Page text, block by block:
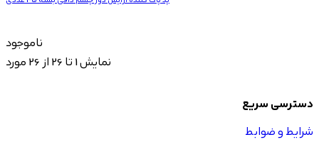
ناموجود
نمایش 1 تا 26 از 26 مورد
دسترسی سریع
شرایط و ضوابط